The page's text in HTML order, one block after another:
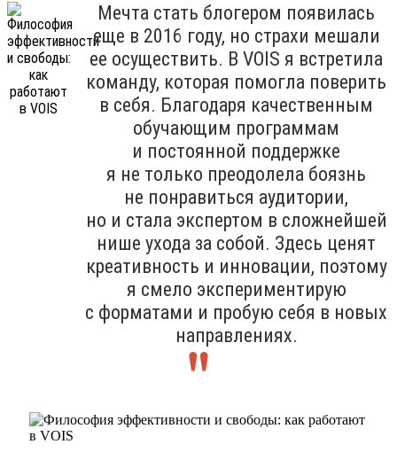
Мечта стать блогером появилась
еще в 2016 году, но страхи мешали
ее осуществить. В VOIS я встретила
команду, которая помогла поверить
в себя. Благодаря качественным
обучающим программам
и постоянной поддержке
я не только преодолела боязнь
не понравиться аудитории,
но и стала экспертом в сложнейшей
нише ухода за собой. Здесь ценят
креативность и инновации, поэтому
я смело экспериментирую
с форматами и пробую себя в новых
направлениях.